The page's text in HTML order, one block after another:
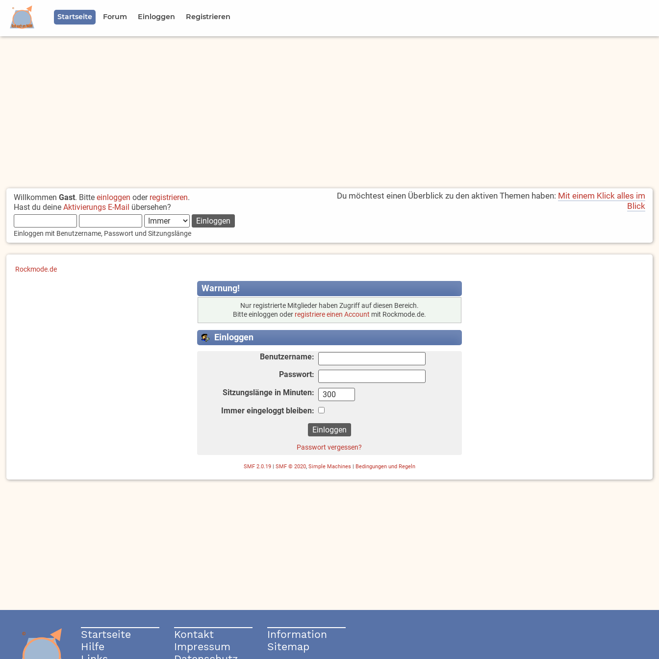
Startseite Forum Einloggen Registrieren
WillkommenGast. Bitteeinloggen oder registrieren.
Hast du deineAktivierungs E-Mail übersehen?
Einloggen mit Benutzername, Passwort und Sitzungslänge
Du möchtest einen Überblick zu den aktiven Themen haben: Mit einem Klick alles im
Blick
Rockmode.de
Warnung!
Nur registrierte Mitglieder haben Zugriff auf diesen Bereich.
Bitte einloggen oder registriere einen Account mit Rockmode.de.
Einloggen
Benutzername:
Passwort:
Sitzungslänge in Minuten:
Immer eingeloggt bleiben:
Passwort vergessen?
SMF 2.0.19| SMF © 2020, Simple Machines Bedingungen und Regeln
Startseite
Hilfe
Kontakt
Impressum
Information
Sitemap